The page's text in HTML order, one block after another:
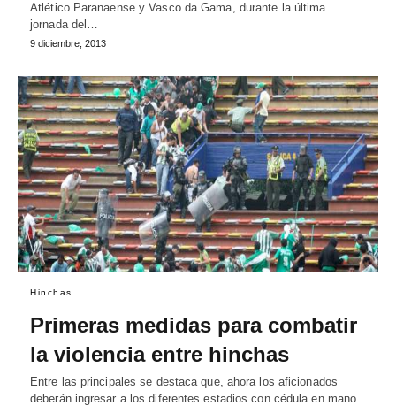
Atlético Paranaense y Vasco da Gama, durante la última
jornada del…
9 diciembre, 2013
Hinchas
Primeras medidas para combatir
la violencia entre hinchas
Entre las principales se destaca que, ahora los aficionados
deberán ingresar a los diferentes estadios con cédula en mano.